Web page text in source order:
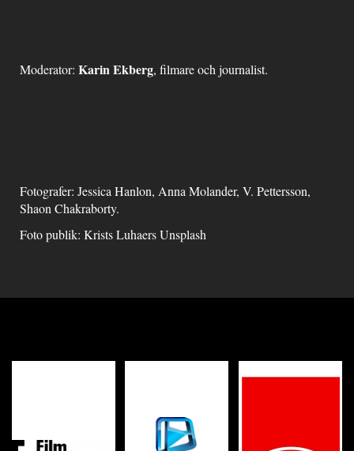
Moderator: Karin Ekberg, filmare och journalist.
Fotografer: Jessica Hanlon, Anna Molander, V. Pettersson,
Shaon Chakraborty.
Foto publik: Krists Luhaers Unsplash